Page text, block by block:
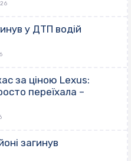
у ДТП водій
за ціною Lexus:
переїхала –
загинув